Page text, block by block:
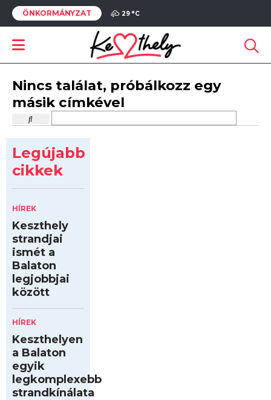
ÖNKORMÁNYZAT 29 °C
Nincs találat, próbálkozz egy
másik címkével
Legújabb
cikkek
HÍREK
Keszthely
strandjai
ismét a
Balaton
legjobbjai
között
HÍREK
Keszthelyen
a Balaton
egyik
legkomplexebb
strandkínálata